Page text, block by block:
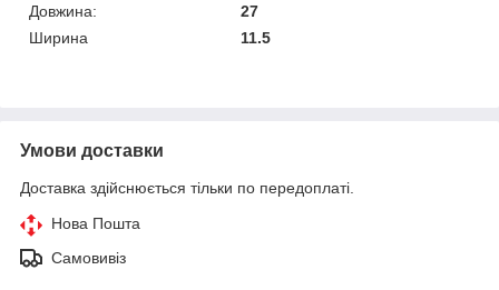
Довжина:
27
Ширина
11.5
Умови доставки
Доставка здійснюється тільки по передоплаті.
Нова Пошта
Самовивіз